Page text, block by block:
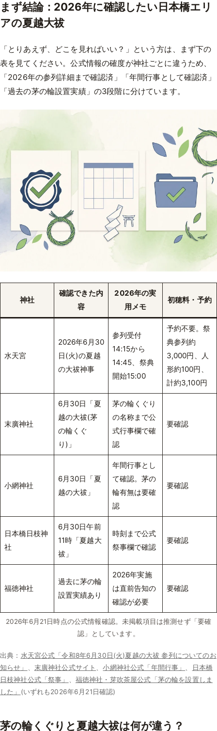
まず結論：2026年に確認したい日本橋エリ
アの夏越大祓
「とりあえず、どこを見ればいい？」という方は、まず下の
表を見てください。公式情報の確度が神社ごとに違うため、
「2026年の参列詳細まで確認済」「年間行事として確認済」
「過去の茅の輪設置実績」の3段階に分けています。
神社
確認できた内
容
2026年の実
用メモ
初穂料・予約
水天宮
2026年6月30
日(火)の夏越
の大祓神事
参列受付
14:15から
14:45、祭典
開始15:00
予約不要。祭
典参列約
3,000円、人
形約100円、
計約3,100円
末廣神社
6月30日「夏
越の大祓(茅
の輪くぐ
り)」
茅の輪くぐり
の名称まで公
式行事欄で確
認
要確認
小網神社
6月30日「夏
越の大祓」
年間行事とし
て確認。茅の
輪有無は要確
認
要確認
日本橋日枝神
社
6月30日午前
11時「夏越大
祓」
時刻まで公式
祭事欄で確認
要確認
福徳神社
過去に茅の輪
設置実績あり
2026年実施
は直前告知の
確認が必要
要確認
2026年6月21日時点の公式情報確認。未掲載項目は推測せず「要確
認」としています。
出典： 水天宮公式「令和8年6月30日(火)夏越の大祓 参列についてのお
知らせ」
末廣神社公式サイト 、小網神社公式「年間行事」
日本橋
日枝神社公式「祭事」
福徳神社・芽吹茶屋公式「茅の輪を設置しま
した」 (いずれも2026年6月21日確認)
茅の輪くぐりと夏越大祓は何が違う？